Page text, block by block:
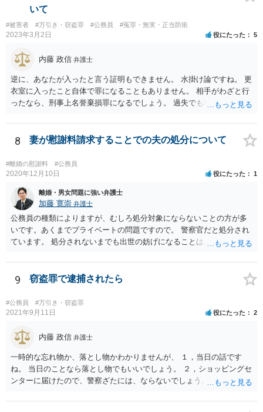
いて
#被害者 #万引き・窃盗罪 #公務員 #冤罪・無実・正当防衛
2023年3月2日 役にたった 5
内藤 政信 弁護士
逆に、あなたが入ったと言う証明もできません。 水掛け論ですね。 更
衣室に入ったこと自体で罪になることもありません。 相手がわざと行
ったなら、刑事上名誉棄損罪になるでしょう。 過失でも民事では、慰
8 妻が慰謝料請求することでの夫の処分について
#離婚の慰謝料 #公務員
2020年12月10日 役にたった 1
離婚・男女問題に強い弁護士
加藤 寛崇 弁護士
公務員の種類によりますが、むしろ処分対象にならないことの方が多
いです。あくまでプライベートの問題ですので。 警察官だと処分され
ています。 処分されないまでも出世の妨げになることはあります。 不
がることもあり得るとは言えます。
9 窃盗罪で逮捕されたら
#公務員 #万引き・窃盗罪
2021年9月11日 役にたった 2
内藤 政信 弁護士
一時的な忘れ物か、落とし物かわかりませんが、 １，当日の話です
ね。 当日のことなら落とし物でもいいでしょう。 ２，ショッピングセ
ンターに届けたので、警察ざたには、ならないでしょう。 職場に知ら